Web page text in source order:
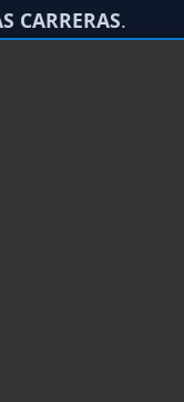
CARRERAS.